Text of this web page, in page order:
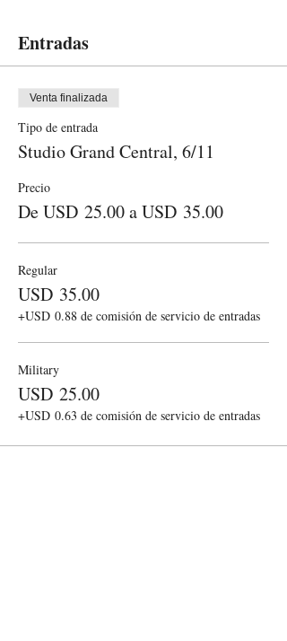
Entradas
Venta finalizada
Tipo de entrada
Studio Grand Central, 6/11
Precio
De USD 25.00 a USD 35.00
Regular
USD 35.00
+USD 0.88 de comisión de servicio de entradas
Military
USD 25.00
+USD 0.63 de comisión de servicio de entradas